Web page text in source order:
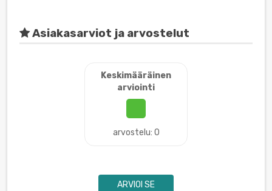
Asiakasarviot ja arvostelut
Keskimääräinen
arviointi
arvostelu: 0
ARVIOI SE